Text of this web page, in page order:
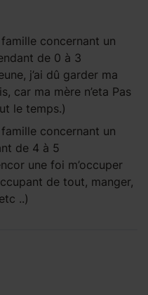
concernant un
de 0 à 3
j’ai dû garder ma
car ma mère n’eta Pas
le temps.)
concernant un
de 4 à 5
une foi m’occuper
de tout, manger,
..)